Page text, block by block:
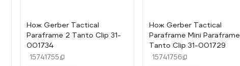
Нож Gerber Tactical
Paraframe 2 Tanto Clip 31-
001734
15741755
Нож Gerber Tactical
Paraframe Mini Paraframe
Tanto Clip 31-001729
15741756